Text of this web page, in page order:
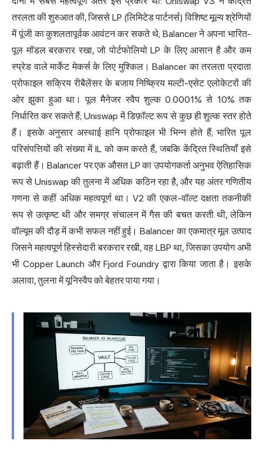
तरलता की शुरुआत की, जिससे LP (लिमिटेड पार्टनर्स) विशिष्ट मूल्य श्रेणियों
में पूंजी का कुशलतापूर्वक आवंटन कर सकते थे; Balancer ने अपना भारित-
पूल मॉडल बरकरार रखा, जो पोर्टफोलियो LP के लिए आसान है और कम
स्प्रेड वाले मार्केट मेकर्स के लिए मुश्किल। Balancer का तरलता प्रदाता
प्रोफाइल सक्रिय रीबैलेंसर के बजाय निष्क्रिय मल्टी-एसेट एलोकेटरों की
ओर झुका हुआ था। पूल मैनेजर स्वैप शुल्क 0.0001% से 10% तक
निर्धारित कर सकते हैं; Uniswap में डिफ़ॉल्ट रूप से कुछ ही शुल्क स्तर होते
हैं। इसके अनुसार अस्थाई हानि प्रोफाइल भी भिन्न होते हैं; भारित पूल
परिसंपत्तियों की संख्या में IL को कम करते हैं, जबकि केंद्रित स्थितियाँ इसे
बढ़ाती हैं। Balancer पर एक औसत LP का उपयोगकर्ता अनुभव ऐतिहासिक
रूप से Uniswap की तुलना में अधिक कठिन रहा है, और यह अंतर गणितीय
गणना से कहीं अधिक महत्वपूर्ण था। V2 की एकल-वॉल्ट दक्षता तकनीकी
रूप से उत्कृष्ट थी और समग्र संचालन में गैस की बचत करती थी, लेकिन
वॉल्यूम की दौड़ में कभी सफल नहीं हुई। Balancer का एकमात्र मूल उत्पाद
जिसने महत्वपूर्ण हिस्सेदारी बरकरार रखी, वह LBP था, जिसका उपयोग अभी
भी Copper Launch और Fjord Foundry द्वारा किया जाता है। इसके
अलावा, तुलना में यूनिस्वैप को बेहतर पाया गया।